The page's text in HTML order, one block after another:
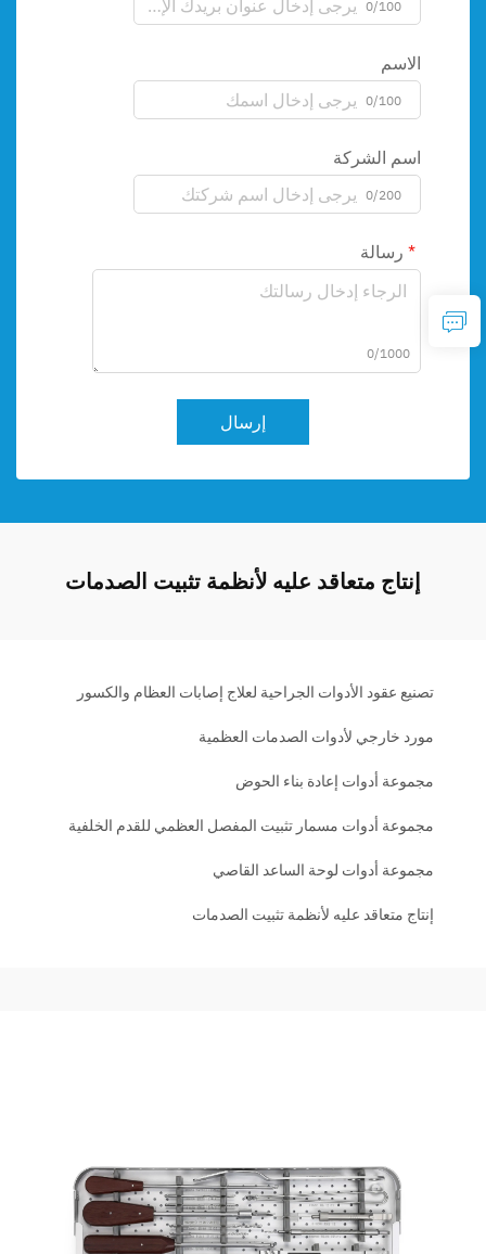
0/100
الاسم
0/100
اسم الشركة
0/200
رسالة
0/1000
إرسال
إنتاج متعاقد عليه لأنظمة تثبيت الصدمات
تصنيع عقود الأدوات الجراحية لعلاج إصابات العظام والكسور
مورد خارجي لأدوات الصدمات العظمية
مجموعة أدوات إعادة بناء الحوض
مجموعة أدوات مسمار تثبيت المفصل العظمي للقدم الخلفية
مجموعة أدوات لوحة الساعد القاصي
إنتاج متعاقد عليه لأنظمة تثبيت الصدمات